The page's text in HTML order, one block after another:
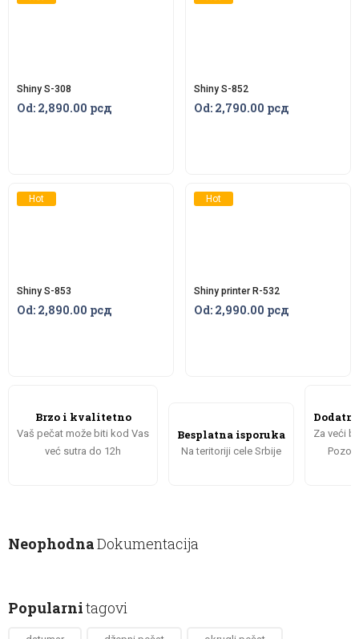
Shiny S-308
Od: 2,890.00 рсд
Hot
Shiny S-853
Od: 2,890.00 рсд
Shiny S-852
Od: 2,790.00 рсд
Hot
Shiny printer R-532
Od: 2,990.00 рсд
Brzo i kvalitetno
Vaš pečat može biti kod Vas
već sutra do 12h
Besplatna isporuka
Na teritoriji cele Srbije
Za veći
NeophodnaDokumentacija
Popularnitagovi